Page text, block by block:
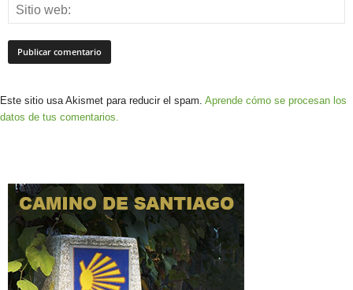
Este sitio usa Akismet para reducir el spam. Aprende cómo se procesan los
datos de tus comentarios.